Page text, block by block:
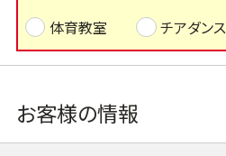
体育教室
チアダンス
お客様の情報